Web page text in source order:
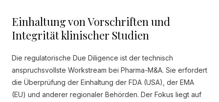
Einhaltung von Vorschriften und
Integrität klinischer Studien
Die regulatorische Due Diligence ist der technisch
anspruchsvollste Workstream bei Pharma-M&A. Sie erfordert
die Überprüfung der Einhaltung der FDA (USA), der EMA
(EU) und anderer regionaler Behörden. Der Fokus liegt auf